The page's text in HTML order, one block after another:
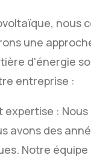
nous
une
d'énergie
entreprise :
expertise :
avons des
Notre